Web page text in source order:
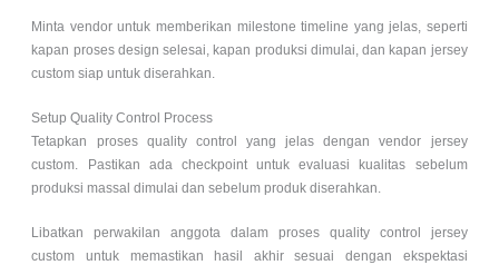
Minta vendor untuk memberikan milestone timeline yang jelas, seperti
kapan proses design selesai, kapan produksi dimulai, dan kapan jersey
custom siap untuk diserahkan.
Setup Quality Control Process
Tetapkan proses quality control yang jelas dengan vendor jersey
custom. Pastikan ada checkpoint untuk evaluasi kualitas sebelum
produksi massal dimulai dan sebelum produk diserahkan.
Libatkan perwakilan anggota dalam proses quality control jersey
custom untuk memastikan hasil akhir sesuai dengan ekspektasi